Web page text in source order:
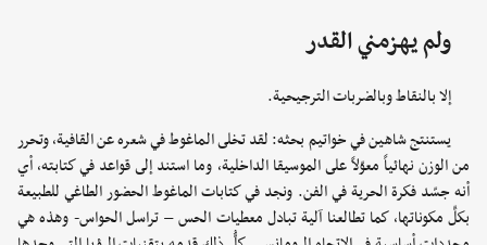
ولم يهزمني القدر
إلا بالنقاط وبالضربات الترجيحية.
يستنتج شاهين في خواتيم بحثه: لقد تخلى الماغوط في شعره عن القافية، وتحرر
من الوزن نهائياً معوّلاً على الموسيقا الداخلية، وما استند إلى قواعد في كتابته، أي
أنه جسّد فكرة الحرية في الفن. ونجد في كتابات الماغوط الحضور الطاغي للطبيعة
بكلِّ مكوناتها، كما تطالعنا آلية تبادل معطيات الحس – تراسل الحواس- وهذه هي